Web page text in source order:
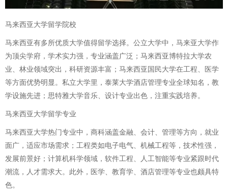
马来西亚大学留学院校
马来西亚有多所优质大学值得留学选择。公立大学中，马来亚大学作
为顶尖学府，学术实力强，专业涵盖广泛；马来西亚博特拉大学农
业、林业领域突出，科研资源丰富；马来西亚国民大学在工程、医学
等方面优势明显。私立大学里，泰莱大学酒店管理专业全球知名，教
学设施先进；思特雅大学音乐、设计专业出色，注重实践培养。
马来西亚大学留学专业
马来西亚大学热门专业中，商科涵盖金融、会计、管理等方向，就业
面广，适应市场需求；工程类如电子电气、机械工程等，技术性强，
发展前景好；计算机科学领域，软件工程、人工智能等专业紧跟时代
潮流，人才需求大。此外，医学、教育学、酒店管理等专业也颇具特
色。